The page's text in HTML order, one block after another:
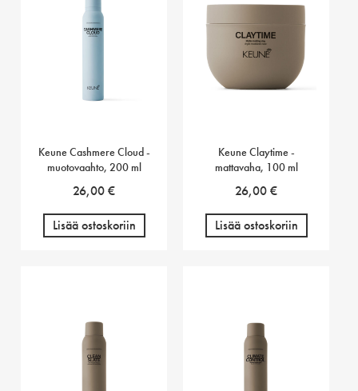
Keune Cashmere Cloud -
muotovaahto, 200 ml
26,00€
Lisää ostoskoriin
Keune Claytime -
mattavaha, 100 ml
26,00€
Lisää ostoskoriin